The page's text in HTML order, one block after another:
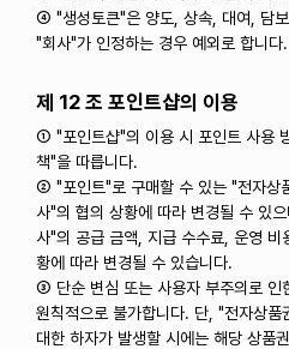
④ "생성토큰"은 양도, 상속, 대여, 담
"회사"가 인정하는 경우 예외로 합니다.
제 12 조 포인트샵의 이용
① "포인트샵"의 이용 시 포인트 사용
책"을 따릅니다.
② "포인트"로 구매할 수 있는 "전자상
사"의 협의 상황에 따라 변경될 수 있
사"의 공급 금액, 지급 수수료, 운영 비
황에 따라 변경될 수 있습니다.
③ 단순 변심 또는 사용자 부주의로 인
원칙적으로 불가합니다. 단, "전자상
대한 하자가 발생할 시에는 해당 상품